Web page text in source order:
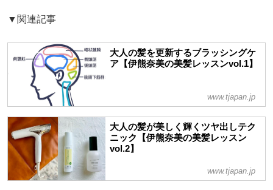
▼関連記事
大人の髪を更新するブラッシングケ
ア【伊熊奈美の美髪レッスンvol.1】
www.tjapan.jp
大人の髪が美しく輝くツヤ出しテク
ニック【伊熊奈美の美髪レッスン
vol.2】
www.tjapan.jp